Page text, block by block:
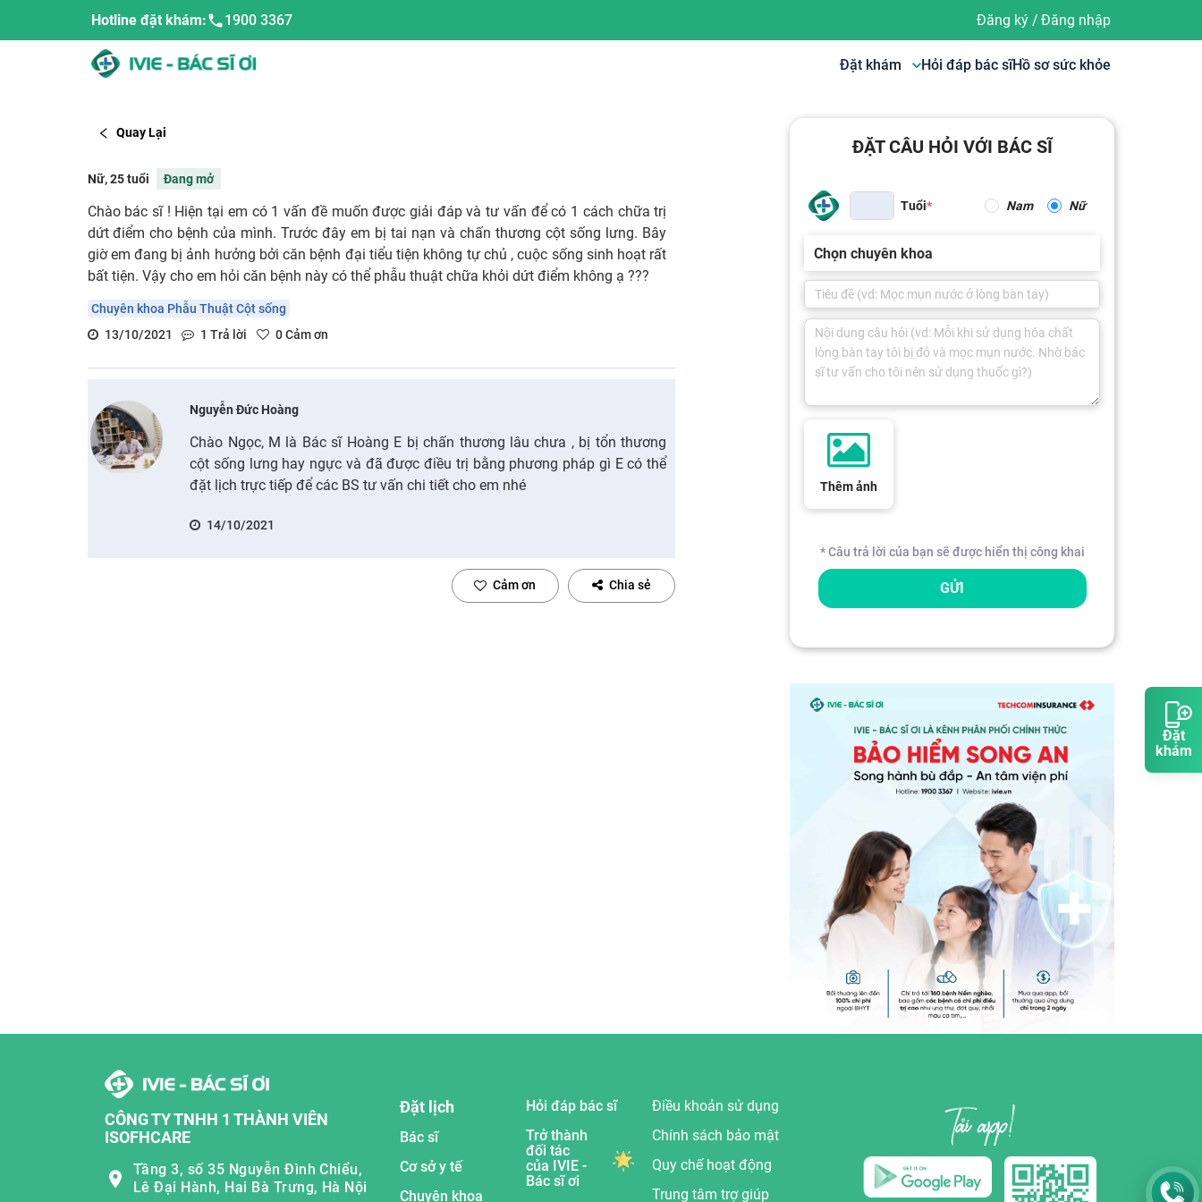
Đặt
khám
Hotline đặt khám: 1900 3367 Đăng ký/ Đăng nhập
Đặt khám Hỏi đáp bác sĩHồ sơ sức khỏe
Quay Lại
Nữ, 25 tuổi Đang mở
Chào bác sĩ ! Hiện tại em có 1 vấn đề muốn được giải đáp và tư vấn để có 1 cách chữa trị
dứt điểm cho bệnh của mình. Trước đây em bị tai nạn và chấn thương cột sống lưng. Bây
giờ em đang bị ảnh hưởng bởi căn bệnh đại tiểu tiện không tự chủ , cuộc sống sinh hoạt rất
bất tiện. Vậy cho em hỏi căn bệnh này có thể phẫu thuật chữa khỏi dứt điểm không ạ ???
Chuyên khoa Phẫu Thuật Cột sống
13/10/2021
1 Trả lời 0Cảm ơn
Nguyễn Đức Hoàng
Chào Ngọc, M là Bác sĩ Hoàng E bị chấn thương lâu chưa , bị tổn thương
cột sống lưng hay ngực và đã được điều trị bằng phương pháp gì E có thể
đặt lịch trực tiếp để các BS tư vấn chi tiết cho em nhé
14/10/2021
Cảm ơn Chia sẻ
ĐẶT CÂU HỎI VỚI BÁC SĨ
Tuổi Nam Nữ
Chọn chuyên khoa
Thêm ảnh
* Câu trả lời của bạn sẽ được hiển thị công khai
GỬI
CÔNG TY TNHH 1 THÀNH VIÊN
ISOFHCARE
Tầng 3, số 35 Nguyễn Đình Chiểu,
Lê Đại Hành, Hai Bà Trưng, Hà Nội
Đặt lịch
Bác sĩ
Cơ sở y tế
Chuyên khoa
Hỏi đáp bác sĩ
Trở thành
đối tác
của IVIE -
Bác sĩ ơi
Điều khoản sử dụng
Chính sách bảo mật
Quy chế hoạt động
Trung tâm trợ giúp